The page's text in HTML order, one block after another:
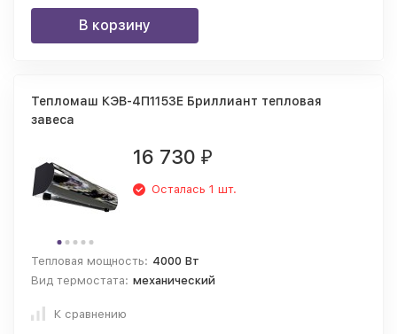
В корзину
Тепломаш КЭВ-4П1153Е Бриллиант тепловая
завеса
16 730 ₽
Осталась 1 шт.
Тепловая мощность: 4000 Вт
Вид термостата: механический
К сравнению